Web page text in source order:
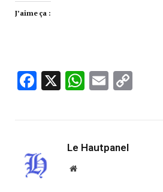
J’aime ça :
Facebook
X WhatsApp
Email
Le Hautpanel
Website